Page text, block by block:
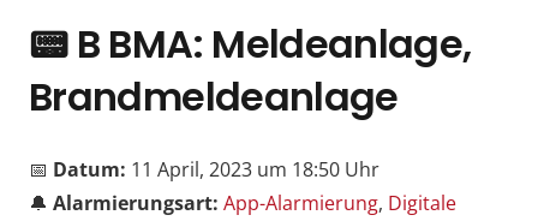
📟B BMA: Meldeanlage,
Brandmeldeanlage
📅 Datum: 11 April, 2023 um 18:50 Uhr
🔔 Alarmierungsart: App-Alarmierung, Digitale